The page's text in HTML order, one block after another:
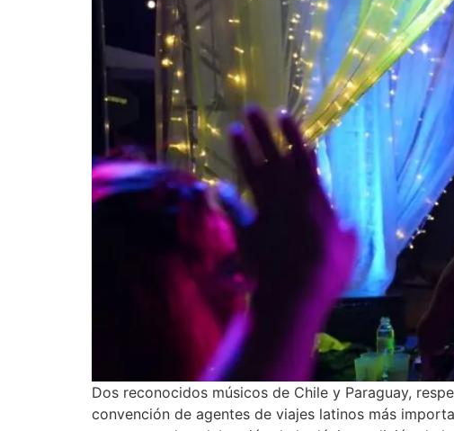
Dos reconocidos músicos de Chile y Paraguay,
convención de agentes de viajes latinos más